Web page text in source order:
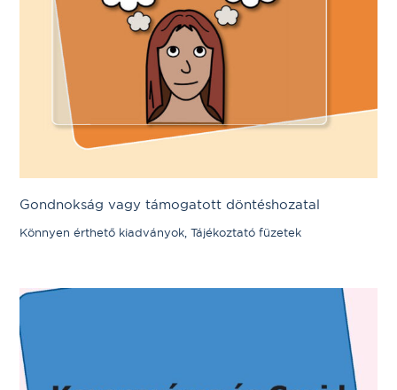
Gondnokság vagy támogatott döntéshozatal
Könnyen érthető kiadványok, Tájékoztató füzetek